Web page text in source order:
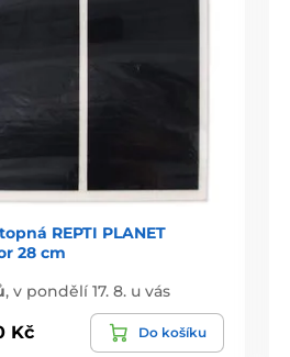
REPTI PLANET
28 cm
, v pondělí 17. 8. u vás
Kč Do košíku